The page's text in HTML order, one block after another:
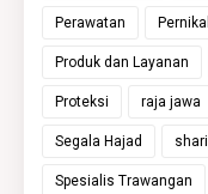
Perawatan
Produk dan Layanan
Proteksi raja jawa
Segala Hajad
Spesialis Trawangan